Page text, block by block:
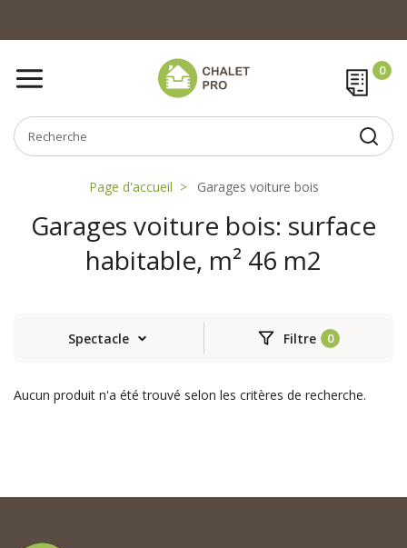
Page d'accueil Garages voiture bois
Garages voiture bois: surface
habitable, m² 46 m2
Spectacle Filtre
Aucun produit n'a été trouvé selon les critères de recherche.